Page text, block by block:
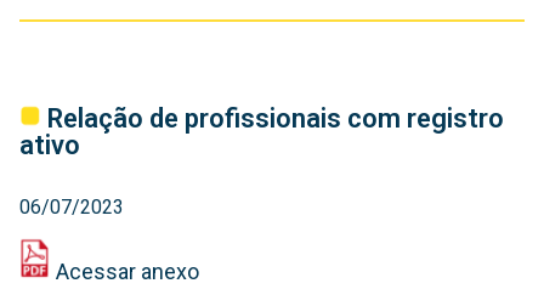
‎Relação de profissionais com registro
ativo
06/07/2023
Acessar anexo